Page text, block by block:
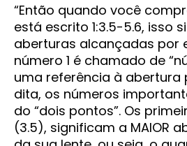
“Então quando você
está escrito 1:3.5-5.6, isso
aberturas alcançadas por
número 1 é chamado de
uma referência à abertura
dita, os números
do “dois pontos”. Os
(3.5), significam a MAIOR